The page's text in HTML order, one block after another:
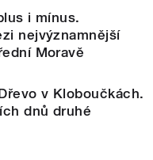
i mínus.
nejvýznamnější
Moravě
v Kloboučkách.
dnů druhé